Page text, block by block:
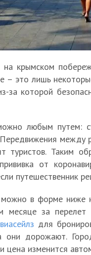
на крымском
– это лишь
за которой
любым путем:
туристов. Таким
от
путешественник
в форме ниже
месяце за
для
они дорожают.
цена изменится